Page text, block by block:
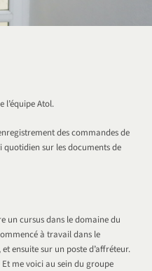
l’équipe Atol.
des commandes de
quotidien sur les documents de
un cursus dans le domaine du
à travail dans le
ensuite sur un poste d’affréteur.
me voici au sein du groupe